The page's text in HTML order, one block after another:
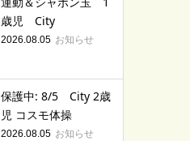
歳児 City
2026.08.05 お知らせ
保護中: 8/5 City 2歳
児 コスモ体操
2026.08.05 お知らせ